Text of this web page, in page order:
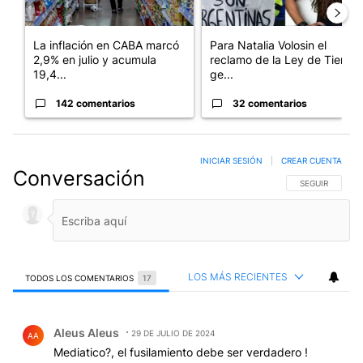
La inflación en CABA marcó
2,9% en julio y acumula
19,4...
142 comentarios
Para Natalia Volosin el
reclamo de la Ley de Tierras
ge...
32 comentarios
Conversación SIGA ESTA
SEGUIR
INICIAR SESIÓN CREAR CUENTA
TODOS LOS COMENTARIOS 17 LOS MÁS RECIENTES
AA Aleus Aleus 29 DE JULIO DE 2024
Mediatico?, el fusilamiento debe ser verdadero !